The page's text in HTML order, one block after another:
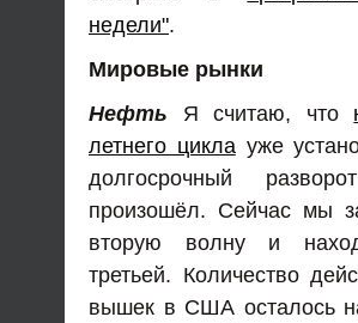
недели".
Мировые рынки
Нефть Я считаю, что
летнего циклауже
долгосрочный
произошёл. Сейчас мы
вторую волну и
третьей. Количество
вышек в США осталось